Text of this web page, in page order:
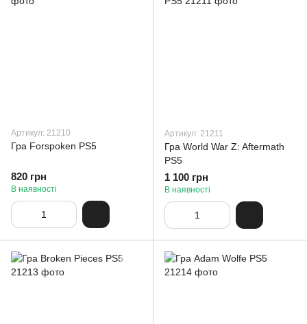
Артикул: 21210
Гра Forspoken PS5
820 грн
В наявності
Артикул: 21211
Гра World War Z: Aftermath
PS5
1 100 грн
В наявності